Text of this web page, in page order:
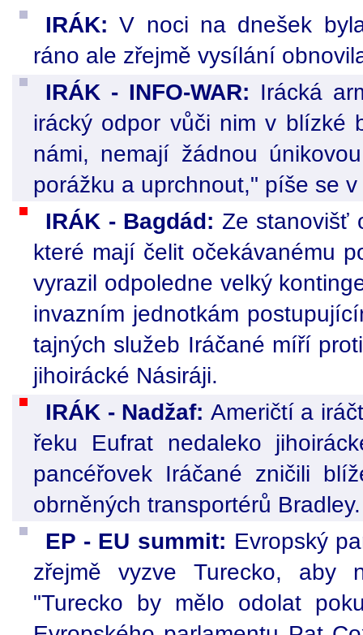
IRÁK:V noci na dnešek
ráno ale zřejmě vysílání
IRÁK - INFO-WAR: Irácká
irácký odpor vůči nim v blízké
námi, nemají žádnou
porážku a uprchnout," píše se
IRÁK - Bagdád: Ze stanovišť
které mají čelit očekávanému
vyrazil odpoledne velký
invazním jednotkám
tajných služeb Iráčané míří
jihoirácké Násiráji.
IRÁK - Nadžaf: Američtí a
řeku Eufrat nedaleko
pancéřovek Iráčané zničili
obrněných transportérů Bradley.
EP - EU summit: Evropský
zřejmě vyzve Turecko, aby
"Turecko by mělo odolat